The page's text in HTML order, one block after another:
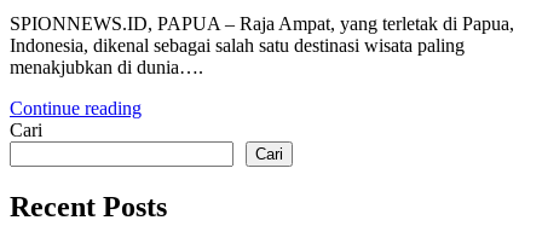
SPIONNEWS.ID, PAPUA – Raja Ampat, yang terletak di Papua,
Indonesia, dikenal sebagai salah satu destinasi wisata paling
menakjubkan di dunia….
Continue reading
Cari
Cari
Recent Posts